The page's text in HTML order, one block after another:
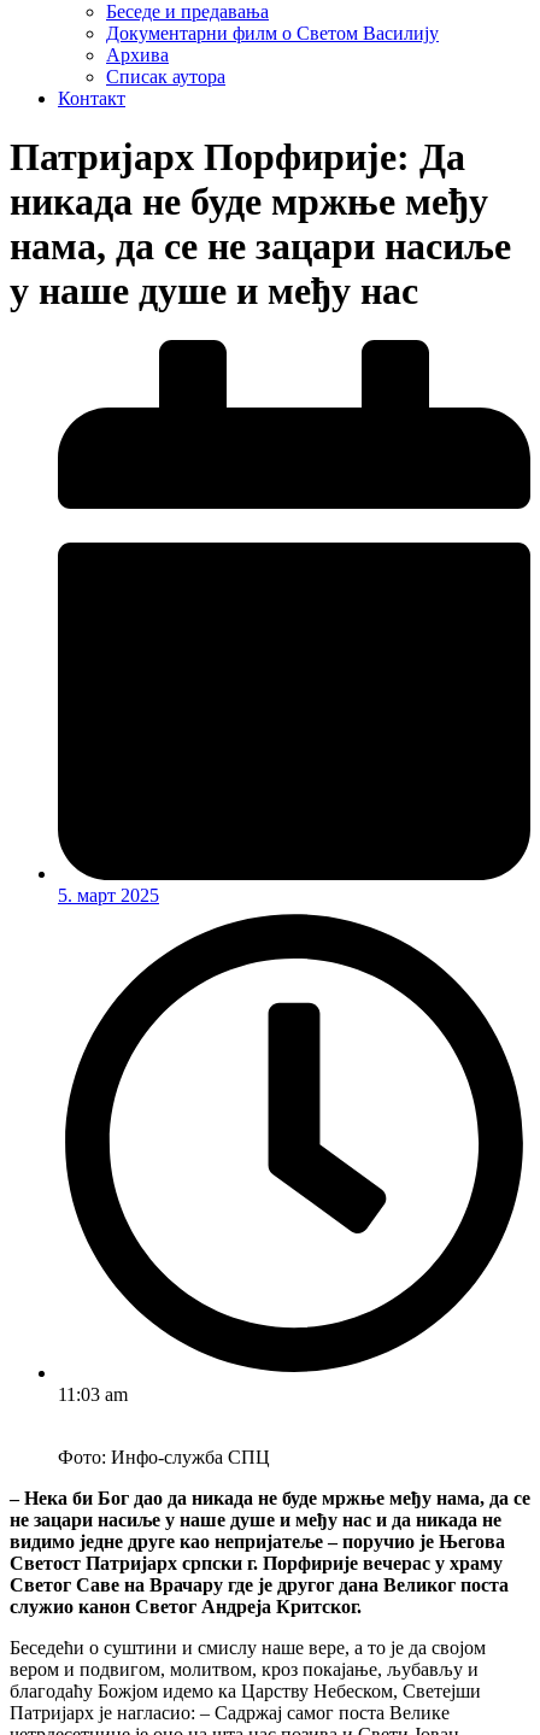
Беседе и предавања
Документарни филм о Светом Василију
Архива
Списак аутора
Контакт
Патријарх Порфирије: Да
никада не буде мржње међу
нама, да се не зацари насиље
у наше душе и међу нас
5. март 2025
11:03 am
Фото: Инфо-служба СПЦ
– Нека би Бог дао да никада не буде мржње међу нама, да се
не зацари насиље у наше душе и међу нас и да никада не
видимо једне друге као непријатеље – поручио је Његова
Светост Патријарх српски г. Порфирије вечерас у храму
Светог Саве на Врачару где је другог дана Великог поста
служио канон Светог Андреја Критског.
Беседећи о суштини и смислу наше вере, а то је да својом
вером и подвигом, молитвом, кроз покајање, љубављу и
благодаћу Божјом идемо ка Царству Небеском, Светејши
Патријарх је нагласио: – Садржај самог поста Велике